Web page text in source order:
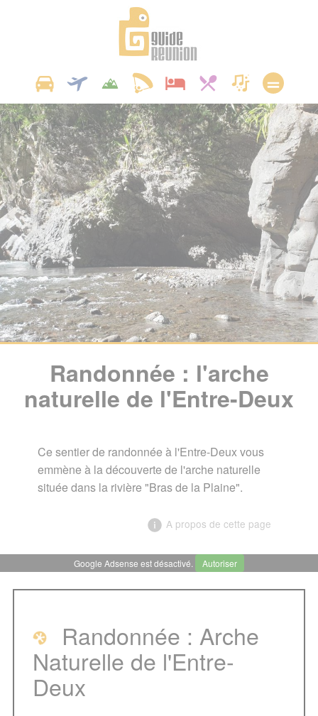
Randonnée : l'arche
naturelle de l'Entre-Deux
Ce sentier de randonnée à l'Entre-Deux vous
emmène à la découverte de l'arche naturelle
située dans la rivière "Bras de la Plaine".
A propos de cette page
Randonnée : l'arche naturelle
Randonnée : Arche Naturelle de
l'Entre-Deux
Google Adsense est désactivé. Autoriser
Randonnée : Arche
Naturelle de l'Entre-
Deux
Panneau de gestion des cookies